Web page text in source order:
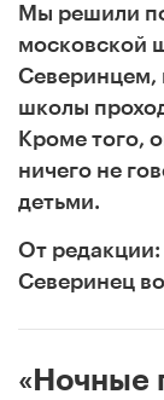
Мы решили
московской
Северинцем,
школы
Кроме того,
ничего не
детьми.
От редакции:
Северинец
«Ночные